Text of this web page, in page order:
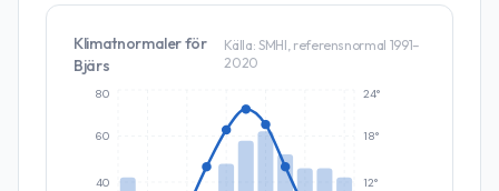
Klimatnormaler för
Bjärs
Källa: SMHI, referensnormal 1991–
2020
40
60
80
12°
18°
24°